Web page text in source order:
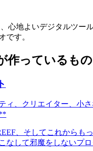
、心地よいデジタルツー
です。
作っているもの
ィ、クリエイター、小
、そしてこれから
なして邪魔をしないプロ